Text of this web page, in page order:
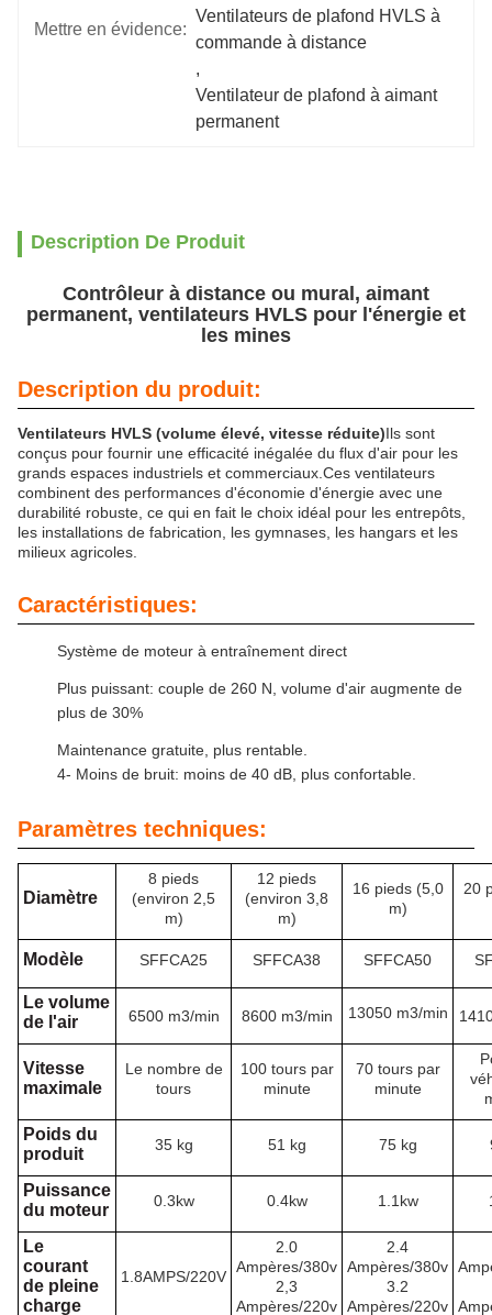
Mettre en évidence:
Ventilateurs de plafond HVLS à
commande à distance
,
Ventilateur de plafond à aimant
permanent
Description De Produit
Contrôleur à distance ou mural, aimant
permanent, ventilateurs HVLS pour l'énergie et
les mines
Description du produit:
Ventilateurs HVLS (volume élevé, vitesse réduite)Ils sont
conçus pour fournir une efficacité inégalée du flux d'air pour les
grands espaces industriels et commerciaux.Ces ventilateurs
combinent des performances d'économie d'énergie avec une
durabilité robuste, ce qui en fait le choix idéal pour les entrepôts,
les installations de fabrication, les gymnases, les hangars et les
milieux agricoles.
Caractéristiques:
Système de moteur à entraînement direct
Plus puissant: couple de 260 N, volume d'air augmente de
plus de 30%
Maintenance gratuite, plus rentable.
4- Moins de bruit: moins de 40 dB, plus confortable.
Paramètres techniques:
Diamètre
8 pieds
(environ 2,5
m)
12 pieds
(environ 3,8
m)
16 pieds (5,0
m)
20
Modèle SFFCA25 SFFCA38 SFFCA50
Le volume
de l'air
6500 m3/min 8600 m3/min 13050 m3/min
Vitesse
maximale
Le nombre de
tours
100 tours par
minute
70 tours par
minute
Poids du
produit
35 kg 51 kg 75 kg
Puissance
du moteur
0.3kw 0.4kw 1.1kw
Le
courant
de pleine
charge
1.8AMPS/220V
2.0
Ampères/380v
2,3
Ampères/220v
2.4
Ampères/380v
3.2
Ampères/220v